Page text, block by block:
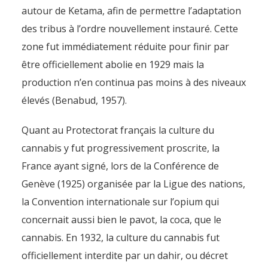
autour de Ketama, afin de permettre l’adaptation
des tribus à l’ordre nouvellement instauré. Cette
zone fut immédiatement réduite pour finir par
être officiellement abolie en 1929 mais la
production n’en continua pas moins à des niveaux
élevés (Benabud, 1957).
Quant au Protectorat français la culture du
cannabis y fut progressivement proscrite, la
France ayant signé, lors de la Conférence de
Genève (1925) organisée par la Ligue des nations,
la Convention internationale sur l’opium qui
concernait aussi bien le pavot, la coca, que le
cannabis. En 1932, la culture du cannabis fut
officiellement interdite par un dahir, ou décret